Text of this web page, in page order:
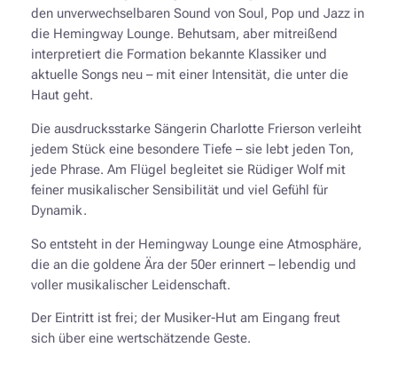
den unverwechselbaren Sound von Soul, Pop und Jazz in
die Hemingway Lounge. Behutsam, aber mitreißend
interpretiert die Formation bekannte Klassiker und
aktuelle Songs neu – mit einer Intensität, die unter die
Haut geht.
Die ausdrucksstarke Sängerin Charlotte Frierson verleiht
jedem Stück eine besondere Tiefe – sie lebt jeden Ton,
jede Phrase. Am Flügel begleitet sie Rüdiger Wolf mit
feiner musikalischer Sensibilität und viel Gefühl für
Dynamik.
So entsteht in der Hemingway Lounge eine Atmosphäre,
die an die goldene Ära der 50er erinnert – lebendig und
voller musikalischer Leidenschaft.
Der Eintritt ist frei; der Musiker-Hut am Eingang freut
sich über eine wertschätzende Geste.